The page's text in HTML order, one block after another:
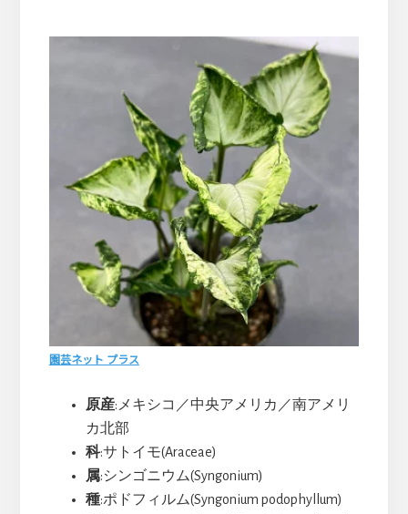
園芸ネット プラス
原産:メキシコ／中央アメリカ／南アメリ
カ北部
科:サトイモ(Araceae)
属:シンゴニウム(Syngonium)
種:ポドフィルム(Syngonium podophyllum)